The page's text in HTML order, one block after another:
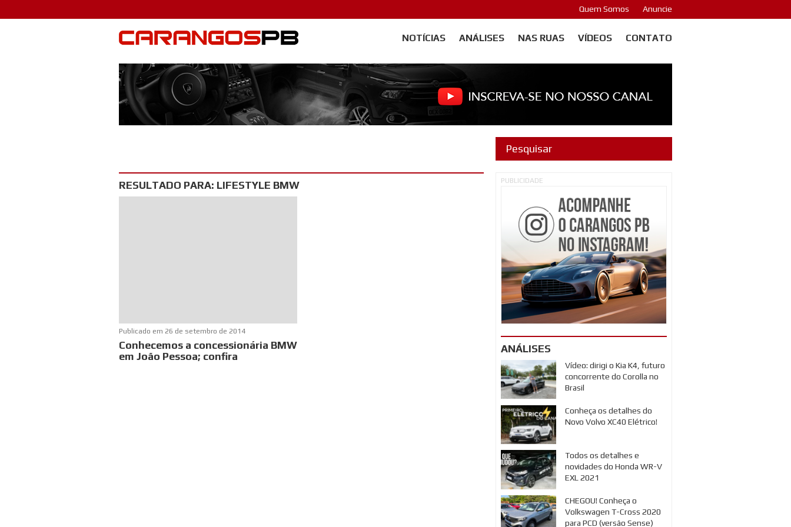
Quem Somos Anuncie
NOTÍCIAS ANÁLISES NAS RUAS VÍDEOS CONTATO
RESULTADO PARA: LIFESTYLE BMW
Publicado em 26 de setembro de 2014
Conhecemos a concessionária BMW
em João Pessoa; confira
PUBLICIDADE
ANÁLISES
Vídeo: dirigi o Kia K4, futuro
concorrente do Corolla no
Brasil
Conheça os detalhes do
Novo Volvo XC40 Elétrico!
Todos os detalhes e
novidades do Honda WR-V
EXL 2021
CHEGOU! Conheça o
Volkswagen T-Cross 2020
para PCD (versão Sense)